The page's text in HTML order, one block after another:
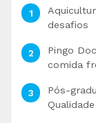
desafios
Pingo
comida
Pós-